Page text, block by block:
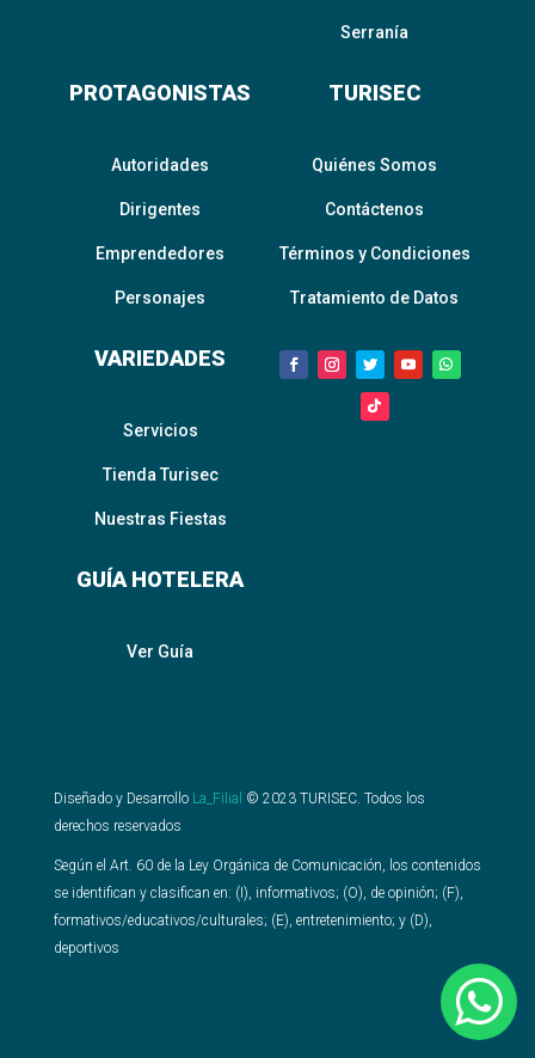
Serranía
PROTAGONISTAS
Autoridades
Dirigentes
Emprendedores
Personajes
VARIEDADES
Servicios
Tienda Turisec
Nuestras Fiestas
GUÍA HOTELERA
Ver Guía
TURISEC
Quiénes Somos
Contáctenos
Términos y Condiciones
Tratamiento de Datos
Diseñado y Desarrollo La_Filial © 2023TURISEC. Todos los
derechos reservados
Según el Art. 60 de la Ley Orgánica de Comunicación, los contenidos
se identifican y clasifican en: (I), informativos; (O), de opinión; (F),
formativos/educativos/culturales; (E), entretenimiento; y (D),
deportivos